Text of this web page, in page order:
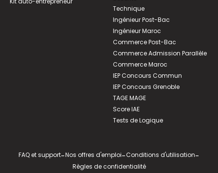
Technique
Ingénieur Post-Bac
Ingénieur Maroc
Commerce Post-Bac
Commerce Admission Parallèle
Commerce Maroc
IEP Concours Commun
IEP Concours Grenoble
TAGE MAGE
Score IAE
Tests de Logique
FAQ et support-Nos offres d'emploi-Conditions d'utilisation-
Règles de confidentialité